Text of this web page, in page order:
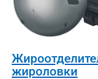
жироловки